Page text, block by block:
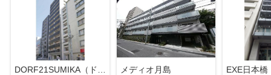
メディオ月島